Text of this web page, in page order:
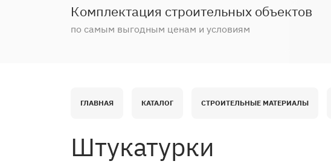
Комплектация строительных объектов
по самым выгодным ценам и условиям
ГЛАВНАЯ КАТАЛОГ СТРОИТЕЛЬНЫЕ МАТЕРИАЛЫ
Штукатурки